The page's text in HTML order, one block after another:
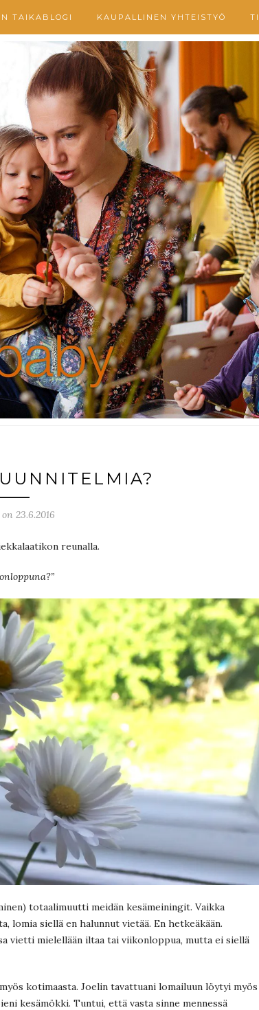
TAIKABLOGI KAUPALLINEN YHTEISTYÖ
23.6.2016
reunalla.
totaalimuutti meidän kesämeiningit. Vaikka
lomia siellä en halunnut vietää. En hetkeäkään.
vietti mielellään iltaa tai viikonloppua, mutta ei siellä
kotimaasta. Joelin tavattuani lomailuun löytyi myös
kesämökki. Tuntui, että vasta sinne mennessä